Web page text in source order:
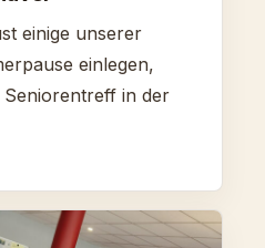
einige unserer
einlegen,
Seniorentreff in der